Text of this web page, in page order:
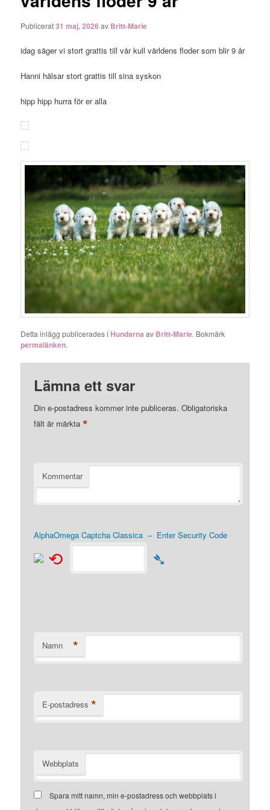
Publicerat31 maj, 2026 av Britt-Marie
idag säger vi stort grattis till vår kull världens floder som blir 9 år
Hanni hälsar stort grattis till sina syskon
hipp hipp hurra för er alla
Detta inlägg publicerades i Hundarna av Britt-Marie. Bokmärk
permalänken.
Lämna ett svar
Din e-postadress kommer inte publiceras. Obligatoriska
fält är märkta*
Kommentar
AlphaOmega Captcha Classica – Enter Security Code
⟲ ➴
Namn *
E-postadress *
Webbplats
Spara mitt namn, min e-postadress och webbplats i